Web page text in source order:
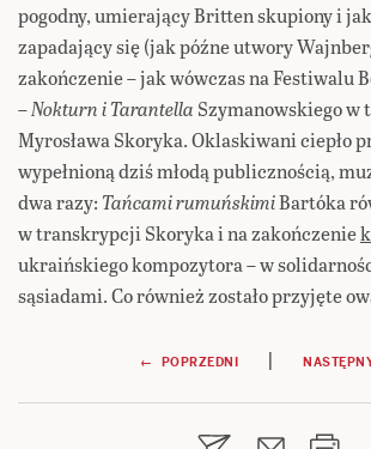
pogodny, umierający Britten skupiony i
zapadający się (jak późne utwory
zakończenie – jak wówczas na Festiwalu
–Nokturn i Tarantella Szymanowskiego
Myrosława Skoryka. Oklaskiwani ciepło
wypełnioną dziś młodą publicznością,
dwa razy: Tańcami rumuńskimiBartóka
w transkrypcji Skoryka i na zakończenie
ukraińskiego kompozytora – w
sąsiadami. Co również zostało przyjęte
Nawigacja
wpisu
← POPRZEDNI |